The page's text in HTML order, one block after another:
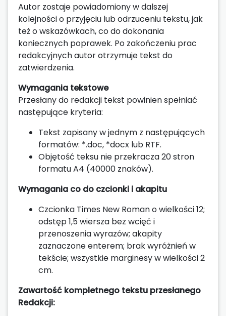
Autor zostaje powiadomiony w dalszej
kolejności o przyjęciu lub odrzuceniu tekstu, jak
też o wskazówkach, co do dokonania
koniecznych poprawek. Po zakończeniu prac
redakcyjnych autor otrzymuje tekst do
zatwierdzenia.
Wymagania tekstowe
Przesłany do redakcji tekst powinien spełniać
następujące kryteria:
Tekst zapisany w jednym z następujących
formatów: *.doc, *docx lub RTF.
Objętość teksu nie przekracza 20 stron
formatu A4 (40000 znaków).
Wymagania co do czcionki i akapitu
Czcionka Times New Roman o wielkości 12;
odstęp 1,5 wiersza bez wcięć i
przenoszenia wyrazów; akapity
zaznaczone enterem; brak wyróżnień w
tekście; wszystkie marginesy w wielkości 2
cm.
Zawartość kompletnego tekstu przesłanego
Redakcji: